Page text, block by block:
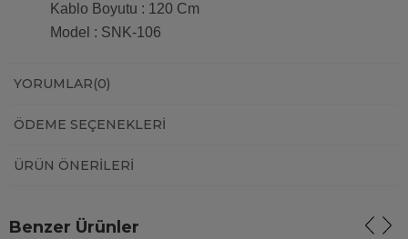
Kablo Boyutu : 120 Cm
Model : SNK-106
YORUMLAR(0)
ÖDEME SEÇENEKLERI
ÜRÜN ÖNERILERI
Benzer Ürünler